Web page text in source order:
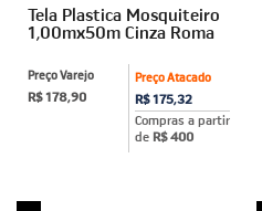
Tela Plastica Mosquiteiro
1,00mx50m Cinza Roma
Preço Atacado
R$ 175,32
Compras a partir
de R$ 400
Preço Varejo
R$ 178,90